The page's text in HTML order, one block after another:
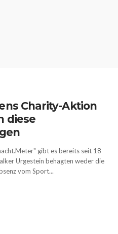
Charity-Aktion
diese
gibt es bereits seit 18
Urgestein behagten weder die
vom Sport...